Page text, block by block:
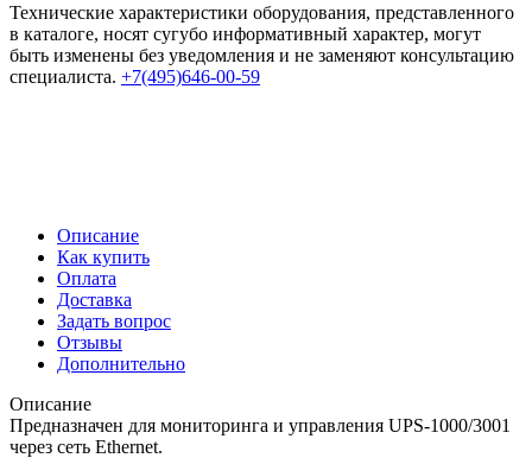
Технические характеристики оборудования, представленного
в каталоге, носят сугубо информативный характер, могут
быть изменены без уведомления и не заменяют консультацию
специалиста. +7(495)646-00-59
Описание
Как купить
Оплата
Доставка
Задать вопрос
Отзывы
Дополнительно
Описание
Предназначен для мониторинга и управления UPS-1000/3001
через сеть Ethernet.